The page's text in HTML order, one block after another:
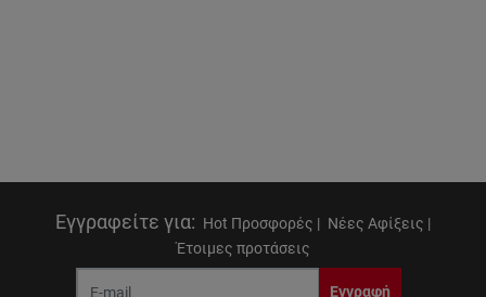
Εγγραφείτε για: Hot Προσφορές | Νέες Αφίξεις |
Έτοιμες προτάσεις
Εγγραφή